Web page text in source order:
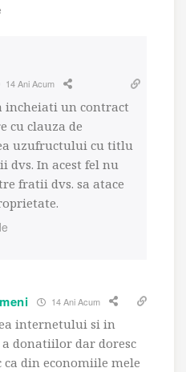
14 Ani Acum
incheiati un contract
cu clauza de
uzufructului cu titlu
dvs. In acest fel nu
fratii dvs. sa atace
14 Ani Acum
internetului si in
donatiilor dar doresc
din economiile mele